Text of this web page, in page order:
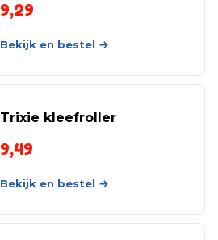
9,29
Bekijk en bestel
Trixie kleefroller
9,49
Bekijk en bestel